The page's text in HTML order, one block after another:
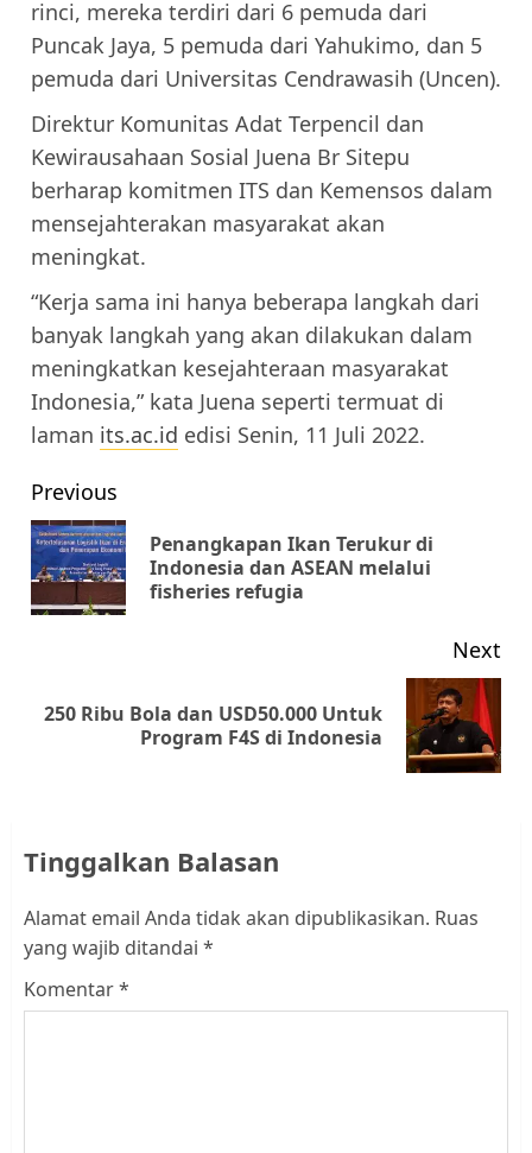
rinci, mereka terdiri dari 6 pemuda dari
Puncak Jaya, 5 pemuda dari Yahukimo, dan 5
pemuda dari Universitas Cendrawasih (Uncen).
Direktur Komunitas Adat Terpencil dan
Kewirausahaan Sosial Juena Br Sitepu
berharap komitmen ITS dan Kemensos dalam
mensejahterakan masyarakat akan
meningkat.
“Kerja sama ini hanya beberapa langkah dari
banyak langkah yang akan dilakukan dalam
meningkatkan kesejahteraan masyarakat
Indonesia,” kata Juena seperti termuat di
laman its.ac.id edisi Senin, 11 Juli 2022.
Post
navigation
Previous
Penangkapan Ikan Terukur di
Indonesia dan ASEAN melalui
fisheries refugia
Next
Next
250 Ribu Bola dan USD50.000 Untuk
Program F4S di Indonesia
Tinggalkan Balasan
Alamat email Anda tidak akan dipublikasikan. Ruas
yang wajib ditandai *
Komentar*